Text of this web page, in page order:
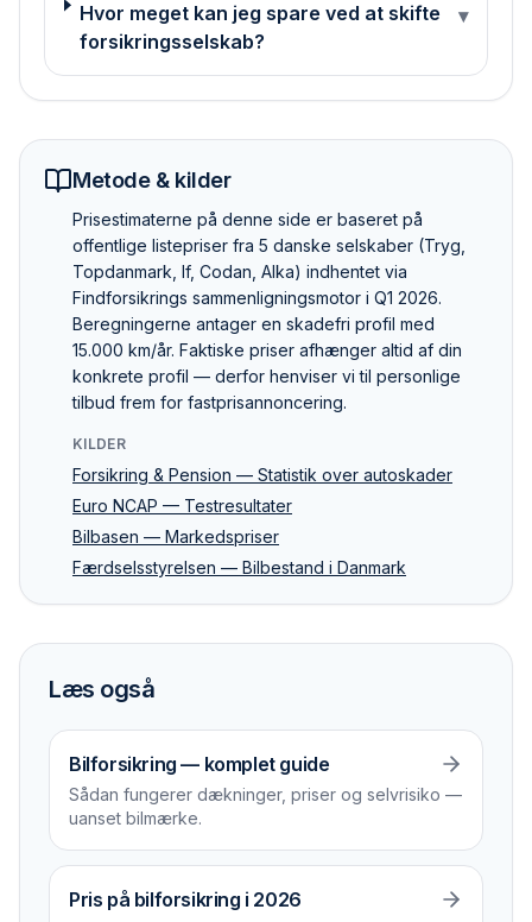
Hvor meget kan jeg spare ved at skifte
forsikringsselskab?
▾
Metode & kilder
Pris­estimaterne på denne side er baseret på
offentlige listepriser fra 5 danske selskaber (Tryg,
Topdanmark, If, Codan, Alka) indhentet via
Findforsikrings sammenlignings­motor i Q1 2026.
Beregningerne antager en skadefri profil med
15.000 km/år. Faktiske priser afhænger altid af din
konkrete profil — derfor henviser vi til personlige
tilbud frem for fastpris­annoncering.
KILDER
Forsikring & Pension — Statistik over autoskader
Euro NCAP — Testresultater
Bilbasen — Markedspriser
Færdselsstyrelsen — Bilbestand i Danmark
Læs også
Bilforsikring — komplet guide
Sådan fungerer dækninger, priser og selvrisiko —
uanset bilmærke.
Pris på bilforsikring i 2026